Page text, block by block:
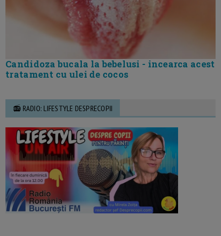
Candidoza bucala la bebelusi - incearca acest
tratament cu ulei de cocos
📻 RADIO: LIFESTYLE DESPRECOPII